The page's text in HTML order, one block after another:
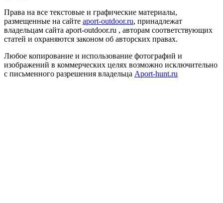
Права на все текстовые и графические материалы,
размещенные на сайте aport-outdoor.ru, принадлежат
владельцам сайта aport-outdoor.ru , авторам соответствующих
статей и охраняются законом об авторских правах.
Любое копирование и использование фотографий и
изображений в коммерческих целях возможно исключительно
с письменного разрешения владельца Aport-hunt.ru